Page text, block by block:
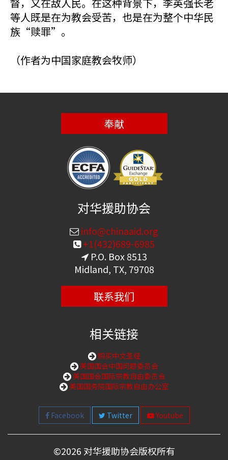
等人既是在为教会受苦，也是在为整个中华民
族“赎罪”。
（作者为中国家庭教会牧师）
奉献
对华援助协会
info@chinaaid.org
+1(432)689-6985
P.O. Box 8513
Midland, TX, 79708
联系我们
相关链接
购买中文圣经
美国国会中国问题委员会
美国国会国际宗教自由委员会
美国国务院国际宗教自由办公室
Facebook Twitter Youtube
©2026 对华援助协会版权所有